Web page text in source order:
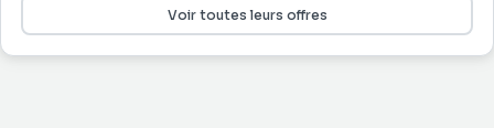
Voir toutes leurs offres